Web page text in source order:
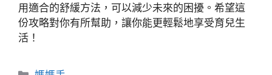
用適合的舒緩方法，可以減少未來的困擾。希望這
份攻略對你有所幫助，讓你能更輕鬆地享受育兒生
活！